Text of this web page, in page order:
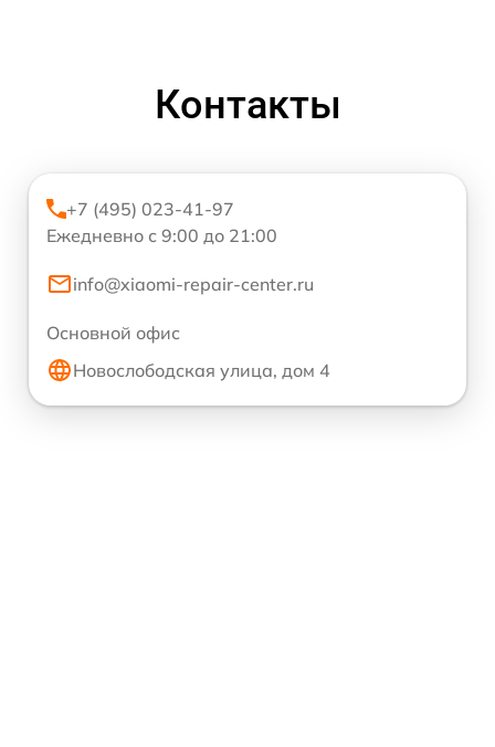
Контакты
+7 (495) 023-41-97
Ежедневно с 9:00 до 21:00
info@xiaomi-repair-center.ru
Основной офис
Новослободская улица, дом 4